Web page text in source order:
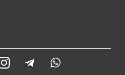
Instagram Telegram